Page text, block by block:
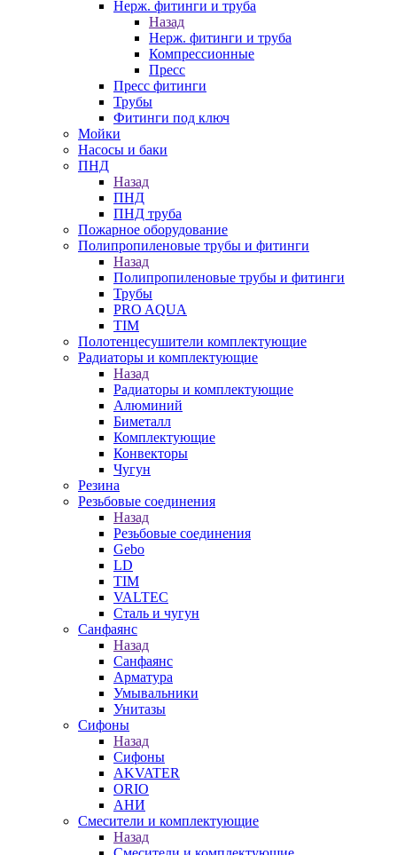
Нерж. фитинги и труба
Назад
Нерж. фитинги и труба
Компрессионные
Пресс
Пресс фитинги
Трубы
Фитинги под ключ
Мойки
Насосы и баки
ПНД
Назад
ПНД
ПНД труба
Пожарное оборудование
Полипропиленовые трубы и фитинги
Назад
Полипропиленовые трубы и фитинги
Трубы
PRO AQUA
TIM
Полотенцесушители комплектующие
Радиаторы и комплектующие
Назад
Радиаторы и комплектующие
Алюминий
Биметалл
Комплектующие
Конвекторы
Чугун
Резина
Резьбовые соединения
Назад
Резьбовые соединения
Gebo
LD
TIM
VALTEC
Сталь и чугун
Санфаянс
Назад
Санфаянс
Арматура
Умывальники
Унитазы
Сифоны
Назад
Сифоны
AKVATER
ORIO
АНИ
Смесители и комплектующие
Назад